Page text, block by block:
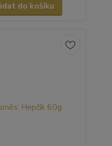
do košíku